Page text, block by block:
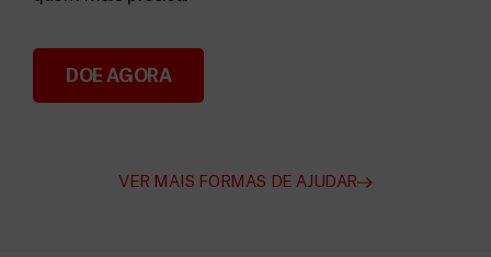
Angarie Fundos para a MSF
DOE AGORA
VER MAIS FORMAS DE AJUDAR